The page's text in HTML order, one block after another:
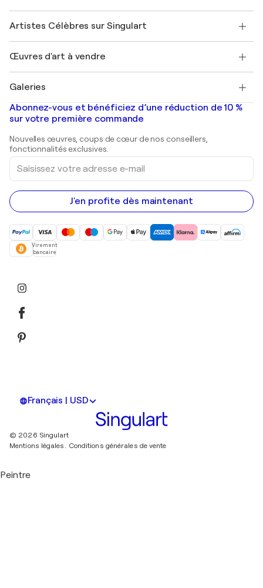
Rejoignez notre programme commercial
Mon compte
+33 1 76 44 06 42
Magazine Singulart
Emplois
Découvrez une sélection d'art original
Se connecter en tant qu'Artiste
Artistes Célèbres sur Singulart
Marc Chagall
Banksy
Mr. Brainwash
Shepard Fairey
Œuvres d'art à vendre
Tableaux abstraits à vendre
Peintures de paysage
Estampes
Peintures acryliques
Galeries
Galeries d'art en France
Galeries d'art en Belgique
Abonnez-vous et bénéficiez d’une réduction de 10 %
sur votre première commande
Nouvelles œuvres, coups de cœur de nos conseillers,
fonctionnalités exclusives.
Saisissez
votre
adresse
e-
mail
J'en profite dès maintenant
Virement
bancaire
Français | USD
© 2026 Singulart
Mentions légales. Conditions générales de vente
Peintre